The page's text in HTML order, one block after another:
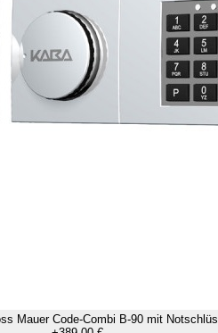
Mauer Code-Combi B-90 mit